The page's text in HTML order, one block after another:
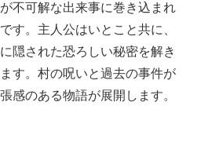
不可解な出来事に巻き込まれ
す。主人公はいとこと共に、
隠された恐ろしい秘密を解き
す。村の呪いと過去の事件が
感のある物語が展開します。